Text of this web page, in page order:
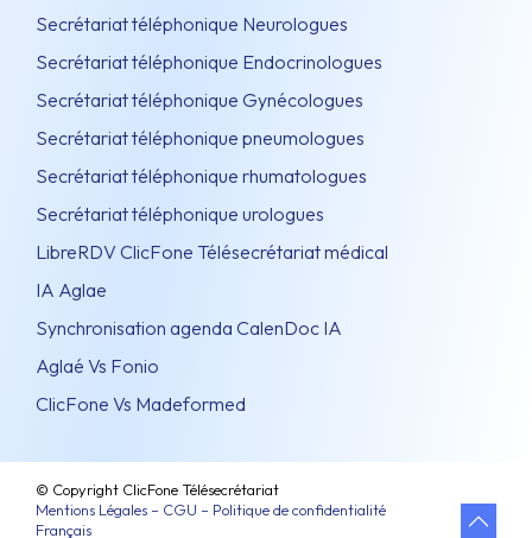
Secrétariat téléphonique Neurologues
Secrétariat téléphonique Endocrinologues
Secrétariat téléphonique Gynécologues
Secrétariat téléphonique pneumologues
Secrétariat téléphonique rhumatologues
Secrétariat téléphonique urologues
LibreRDV ClicFone Télésecrétariat médical
IA Aglae
Synchronisation agenda CalenDoc IA
Aglaé Vs Fonio
ClicFone Vs Madeformed
© Copyright ClicFone Télésecrétariat
Mentions Légales – CGU – Politique de confidentialité
Français